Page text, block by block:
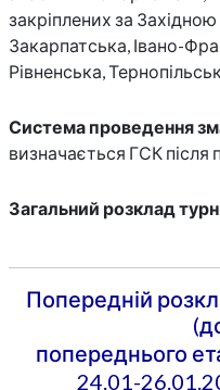
закріплених за
Закарпатська, Івано-
Рівненська,
Система проведення
визначається ГСК після
Загальний розклад
Попередній
попереднього
24.01-